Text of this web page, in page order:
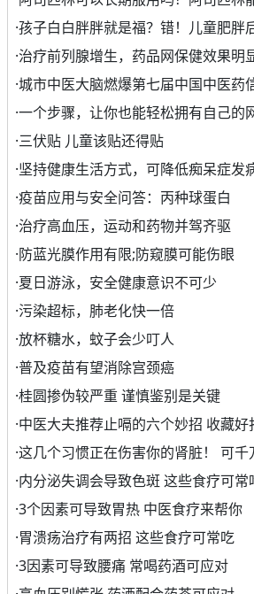
·孩子白白胖胖就是福？错！儿童肥胖
·治疗前列腺增生，药品网保健效果明
·城市中医大脑燃爆第七届中国中医药
·一个步骤，让你也能轻松拥有自己的
·三伏贴 儿童该贴还得贴
·坚持健康生活方式，可降低痴呆症发
·疫苗应用与安全问答：丙种球蛋白
·治疗高血压，运动和药物并驾齐驱
·防蓝光膜作用有限;防窥膜可能伤眼
·夏日游泳，安全健康意识不可少
·污染超标，肺老化快一倍
·放杯糖水，蚊子会少叮人
·普及疫苗有望消除宫颈癌
·桂圆掺伪较严重 谨慎鉴别是关键
·中医大夫推荐止嗝的六个妙招 收藏好
·这几个习惯正在伤害你的肾脏！ 可千
·内分泌失调会导致色斑 这些食疗可常
·3个因素可导致胃热 中医食疗来帮你
·胃溃疡治疗有两招 这些食疗可常吃
·3因素可导致腰痛 常喝药酒可应对